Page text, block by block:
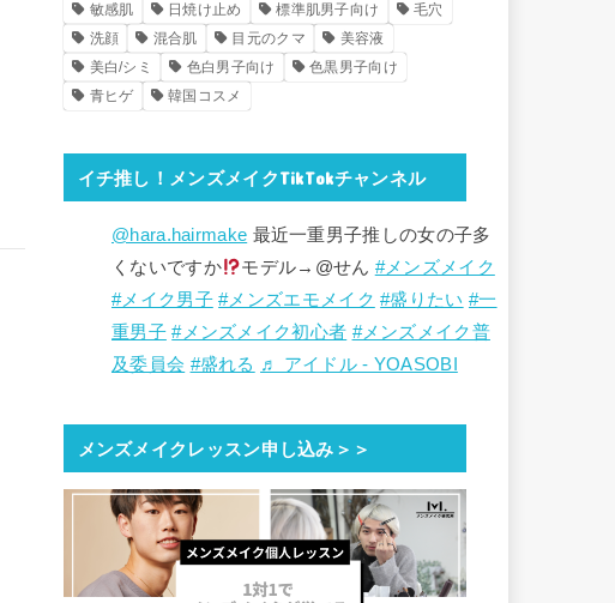
敏感肌
日焼け止め 標準肌男子向け
毛穴
洗顔
混合肌 目元のクマ
美容液
美白/シミ
色白男子向け
色黒男子向け
青ヒゲ
韓国コスメ
イチ推し！メンズメイクTikTokチャンネル
@hara.hairmake 最近一重男子推しの女の子多
くないですか
モデル→@せん #メンズメイク
#メイク男子 #メンズエモメイク #盛りたい #一
重男子 #メンズメイク初心者 #メンズメイク普
及委員会 #盛れる ♬ アイドル - YOASOBI
メンズメイクレッスン申し込み＞＞